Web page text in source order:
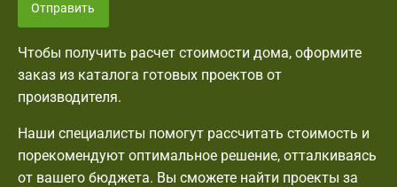
Отправить
Чтобы получить расчет стоимости дома, оформите
заказ из каталога готовых проектов от
производителя.
Наши специалисты помогут рассчитать стоимость и
порекомендуют оптимальное решение, отталкиваясь
от вашего бюджета. Вы сможете найти проекты за